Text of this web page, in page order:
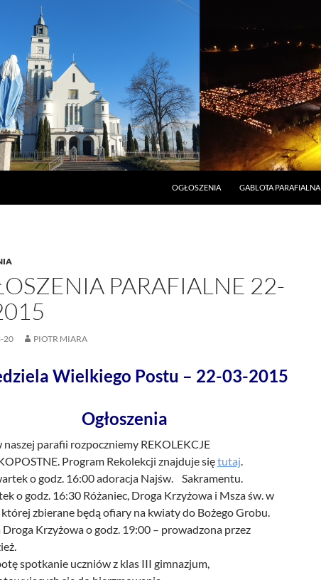
OGŁOSZENIA
GABLOTA PARAFIALNA
PARAFIALNE 22-
20 PIOTR MIARA
Wielkiego Postu – 22-03-2015
Ogłoszenia
naszej parafii rozpoczniemy REKOLEKCJE
Program Rekolekcji znajduje siętutaj.
o godz. 16:00 adoracja Najśw. Sakramentu.
o godz. 16:30 Różaniec, Droga Krzyżowa i Msza św. w
której zbierane będą ofiary na kwiaty do Bożego Grobu.
Droga Krzyżowa o godz. 19:00 – prowadzona przez
spotkanie uczniów z klas III gimnazjum,